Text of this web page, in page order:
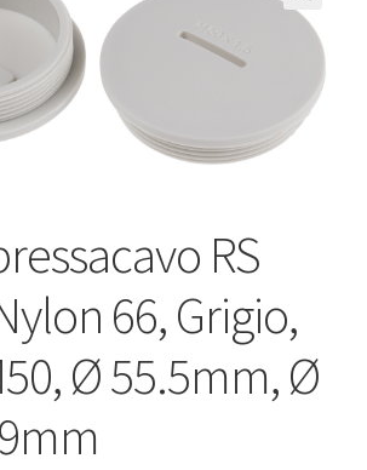
🔍
RS
66, Grigio,
Ø 55.5mm, Ø